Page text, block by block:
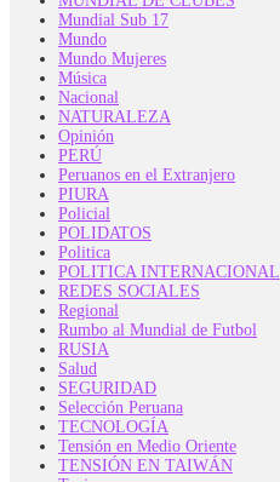
Mundial Sub 17
Mundo
Mundo Mujeres
Música
Nacional
NATURALEZA
Opinión
PERÚ
Peruanos en el Extranjero
PIURA
Policial
POLIDATOS
Politica
POLITICA INTERNACIONAL
REDES SOCIALES
Regional
Rumbo al Mundial de Futbol
RUSIA
Salud
SEGURIDAD
Selección Peruana
TECNOLOGÍA
Tensión en Medio Oriente
TENSIÓN EN TAIWÁN